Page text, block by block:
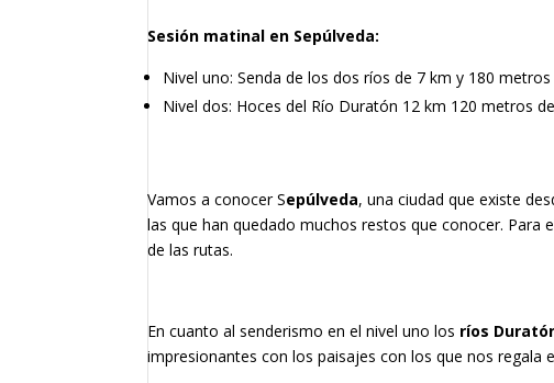
Sesión matinal en Sepúlveda:
Nivel uno: Senda de los dos ríos de 7 km y 180 metros
Nivel dos: Hoces del Río Duratón 12 km 120 metros
Vamos a conocer Sepúlveda, una ciudad que existe
las que han quedado muchos restos que conocer.
de las rutas.
En cuanto al senderismo en el nivel uno los ríos
impresionantes con los paisajes con los que nos